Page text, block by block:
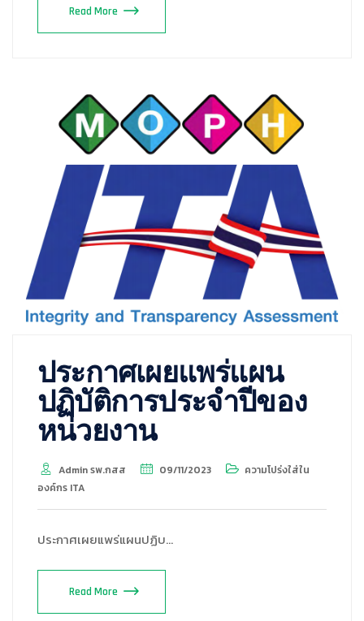
Read More
ประกาศเผยแพร่แผน
ปฏิบัติการประจำปีของ
หน่วยงาน
Admin รพ.กสส 09/11/2023
ความโปร่งใส่ใน
องค์กร ITA
ประกาศเผยแพร่แผนปฏิบ…
Read More